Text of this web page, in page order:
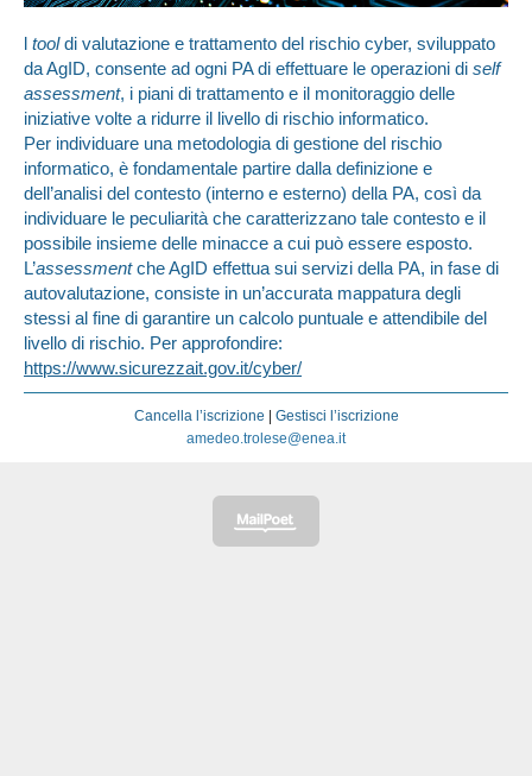
l tooldi valutazione e trattamento del rischio cyber, sviluppato
da AgID, consente ad ogni PA di effettuare le operazioni di self
assessment, i piani di trattamento e il monitoraggio delle
iniziative volte a ridurre il livello di rischio informatico.
Per individuare una metodologia di gestione del rischio
informatico, è fondamentale partire dalla definizione e
dell’analisi del contesto (interno e esterno) della PA, così da
individuare le peculiarità che caratterizzano tale contesto e il
possibile insieme delle minacce a cui può essere esposto.
L’assessmentche AgID effettua sui servizi della PA, in fase di
autovalutazione, consiste in un’accurata mappatura degli
stessi al fine di garantire un calcolo puntuale e attendibile del
livello di rischio. Per approfondire:
https://www.sicurezzait.gov.it/cyber/
Cancella l’iscrizione
Gestisci l’iscrizione
amedeo.trolese@enea.it